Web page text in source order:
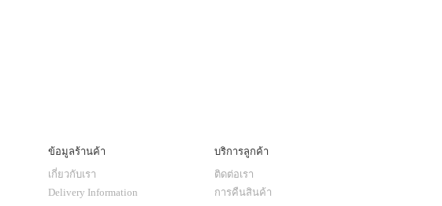
ข้อมูลร้านค้า
เกี่ยวกับเรา
Delivery Information
บริการลูกค้า
ติดต่อเรา
การคืนสินค้า